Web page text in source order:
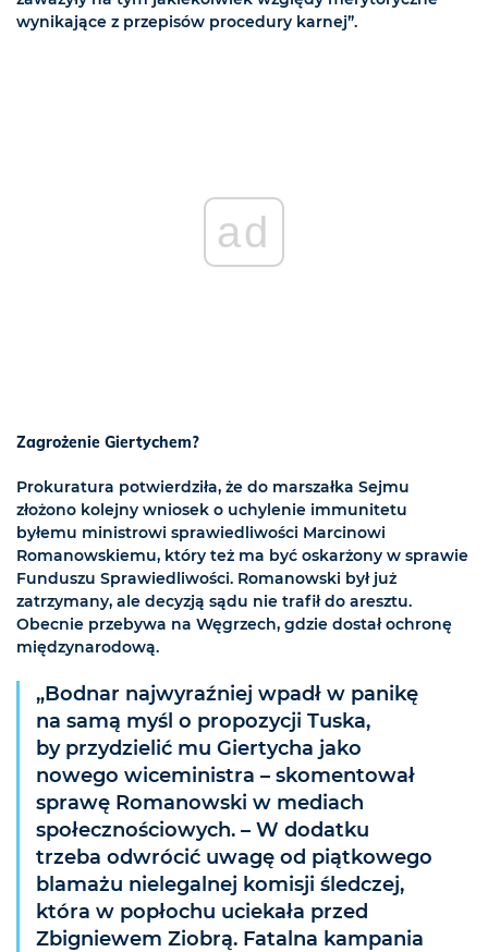
wynikające z przepisów procedury karnej”.
ad
Zagrożenie Giertychem?
Prokuratura potwierdziła, że do marszałka Sejmu
złożono kolejny wniosek o uchylenie immunitetu
byłemu ministrowi sprawiedliwości Marcinowi
Romanowskiemu, który też ma być oskarżony w sprawie
Funduszu Sprawiedliwości. Romanowski był już
zatrzymany, ale decyzją sądu nie trafił do aresztu.
Obecnie przebywa na Węgrzech, gdzie dostał ochronę
międzynarodową.
„Bodnar najwyraźniej wpadł w panikę
na samą myśl o propozycji Tuska,
by przydzielić mu Giertycha jako
nowego wiceministra – skomentował
sprawę Romanowski w mediach
społecznościowych. – W dodatku
trzeba odwrócić uwagę od piątkowego
blamażu nielegalnej komisji śledczej,
która w popłochu uciekała przed
Zbigniewem Ziobrą. Fatalna kampania